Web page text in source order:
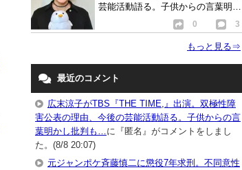
芸能活動語る。子供からの言葉明か
0 3
もっと見る⇒
最近のコメント
広末涼子がTBS『THE TIME,』出演。双極性障
害公表の理由、今後の芸能活動語る。子供からの言
葉明かし批判も… に『匿名』がコメントをしまし
た。(8/8 20:07)
元ジャンポケ斉藤慎二に懲役7年求刑。不同意性